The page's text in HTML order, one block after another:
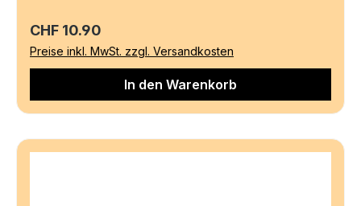
Regulärer Preis:
CHF 10.90
Preise inkl. MwSt. zzgl. Versandkosten
In den Warenkorb